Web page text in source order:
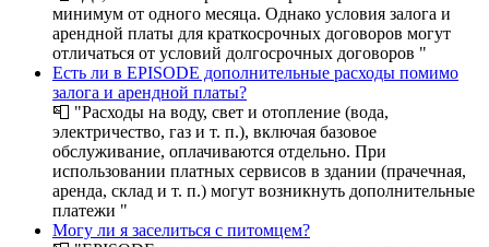
минимум от одного месяца. Однако условия залога и
арендной платы для краткосрочных договоров могут
отличаться от условий долгосрочных договоров "
Есть ли в EPISODE дополнительные расходы помимо
залога и арендной платы?
📮 "Расходы на воду, свет и отопление (вода,
электричество, газ и т. п.), включая базовое
обслуживание, оплачиваются отдельно. При
использовании платных сервисов в здании (прачечная,
аренда, склад и т. п.) могут возникнуть дополнительные
платежи "
Могу ли я заселиться с питомцем?